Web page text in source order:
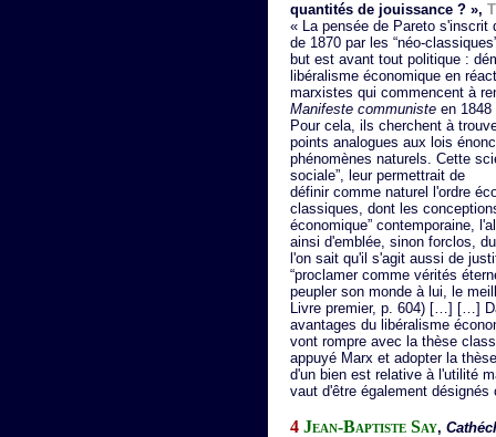
quantités de jouissance ? »,
« La pensée de Pareto s'inscrit
de 1870 par les “néo-
but est avant tout politique :
libéralisme économique en
marxistes qui commencent à
Manifeste communiste en
Pour cela, ils cherchent à
points analogues aux lois
phénomènes naturels. Cette
sociale”, leur permettrait de
définir comme naturel l'ordre
classiques, dont les
économique” contemporaine,
ainsi d'emblée, sinon forclos,
l'on sait qu'il s'agit aussi de
“proclamer comme vérités
peupler son monde à lui, le
Livre premier, p. 604) […] […]
avantages du libéralisme
vont rompre avec la thèse
appuyé Marx et adopter la
d'un bien est relative à l'utilité
vaut d'être également
4 Jean-Baptiste Say,